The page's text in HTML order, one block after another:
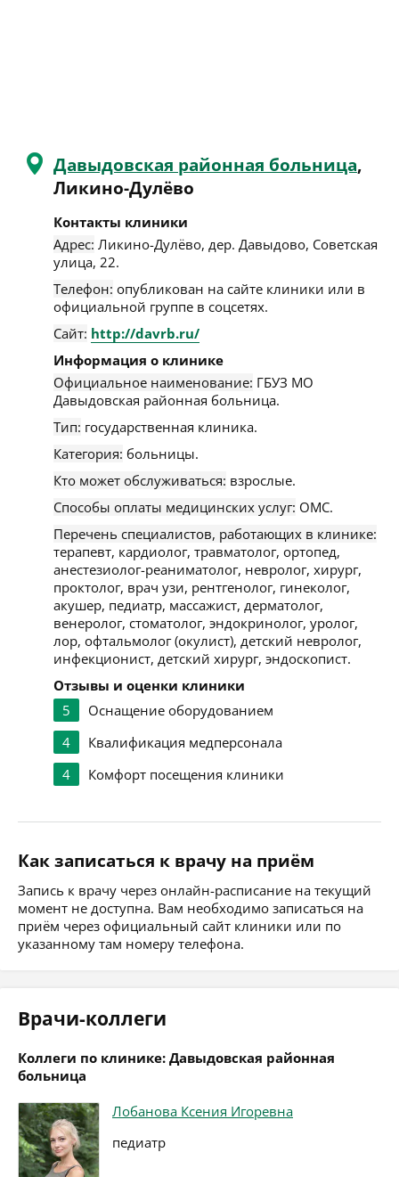
Давыдовcкая районная больница,
Ликино-Дулёво
Контакты клиники
Адрес: Ликино-Дулёво, дер. Давыдово, Советская
улица, 22.
Телефон: опубликован на сайте клиники или в
официальной группе в соцсетях.
Сайт: http://davrb.ru/
Информация о клинике
Официальное наименование: ГБУЗ МО
Давыдовcкая районная больница.
Тип: государственная клиника.
Категория: больницы.
Кто может обслуживаться: взрослые.
Способы оплаты медицинских услуг: ОМС.
Перечень специалистов, работающих в клинике:
терапевт, кардиолог, травматолог, ортопед,
анестезиолог-реаниматолог, невролог, хирург,
проктолог, врач узи, рентгенолог, гинеколог,
акушер, педиатр, массажист, дерматолог,
венеролог, стоматолог, эндокринолог, уролог,
лор, офтальмолог (окулист), детский невролог,
инфекционист, детский хирург, эндоскопист.
Отзывы и оценки клиники
5
Оснащение оборудованием
4
Квалификация медперсонала
4
Комфорт посещения клиники
Как записаться к врачу на приём
Запись к врачу через онлайн-расписание на текущий
момент не доступна. Вам необходимо записаться на
приём через официальный сайт клиники или по
указанному там номеру телефона.
Врачи-коллеги
Коллеги по клинике: Давыдовcкая районная
больница
Лобанова Ксения Игоревна
педиатр